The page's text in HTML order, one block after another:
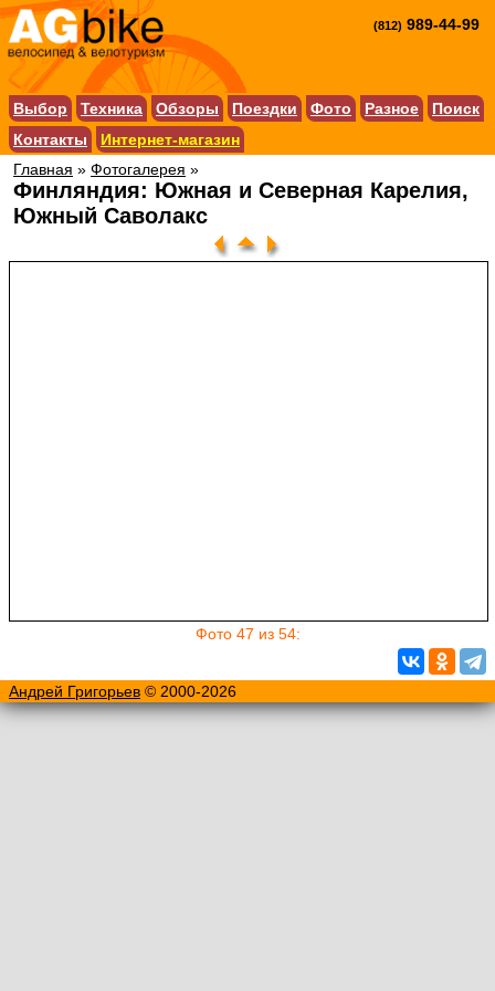
(812) 989-44-99
Выбор Техника Обзоры Поездки Фото Разное
Поиск
Контакты
Интернет-магазин
Главная » Фотогалерея »
Финляндия: Южная и Северная Карелия,
Южный Саволакс
Фото 47 из 54:
Андрей Григорьев © 2000-2026